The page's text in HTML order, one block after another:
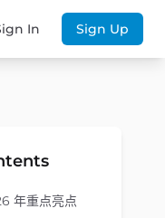
In Sign Up
年重点亮点